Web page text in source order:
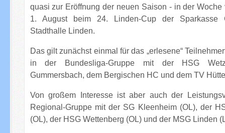
quasi zur Eröffnung der neuen Saison - in der
1. August beim 24. Linden-Cup der
Stadthalle Linden.
Das gilt zunächst einmal für das „erlesene“
in der Bundesliga-Gruppe mit der HSG
Gummersbach, dem Bergischen HC und dem TV
Von großem Interesse ist aber auch der
Regional-Gruppe mit der SG Kleenheim (OL), der
(OL), der HSG Wettenberg (OL) und der MSG Linden